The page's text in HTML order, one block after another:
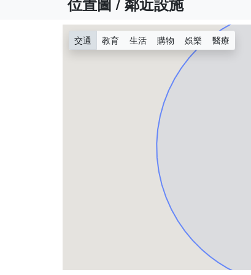
交通 教育 生活 購物 娛樂 醫療